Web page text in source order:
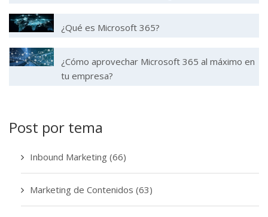
¿Qué es Microsoft 365?
¿Cómo aprovechar Microsoft 365 al máximo en
tu empresa?
Post por tema
Inbound Marketing (66)
Marketing de Contenidos (63)